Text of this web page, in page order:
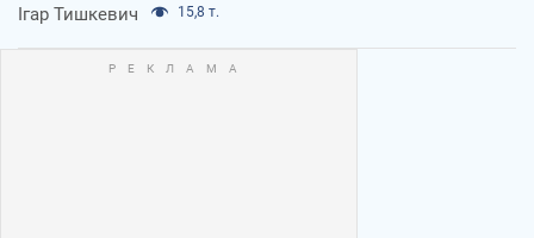
Ігар Тишкевич 15,8 т.